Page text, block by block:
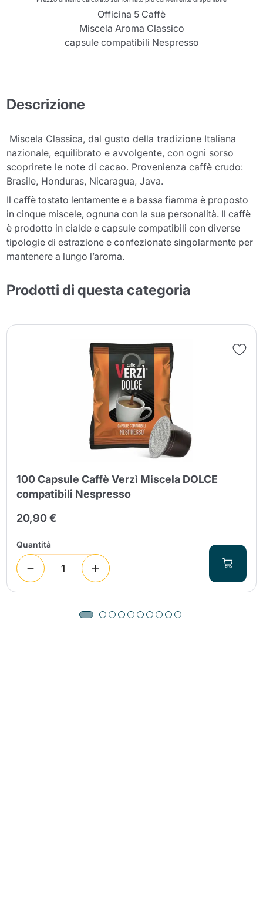
Officina 5 Caffè
Miscela Aroma Classico
capsule compatibili Nespresso
Descrizione
Miscela Classica, dal gusto della tradizione Italiana
nazionale, equilibrato e avvolgente, con ogni sorso
scoprirete le note di cacao. Provenienza caffè crudo:
Brasile, Honduras, Nicaragua, Java.
Il caffè tostato lentamente e a bassa fiamma è proposto
in cinque miscele, ognuna con la sua personalità. Il caffè
è prodotto in cialde e capsule compatibili con diverse
tipologie di estrazione e confezionate singolarmente per
mantenere a lungo l’aroma.
Prodotti di questa categoria
100 Capsule Caffè Verzì Miscela DOLCE
compatibili Nespresso
20,90 €
Quantità